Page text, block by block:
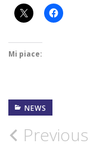
Mi piace:
NEWS
1982
2020
Post
Previous